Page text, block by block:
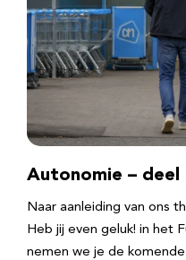
Autonomie – deel
Naar aanleiding van ons
Heb jij even geluk! in het
nemen we je de